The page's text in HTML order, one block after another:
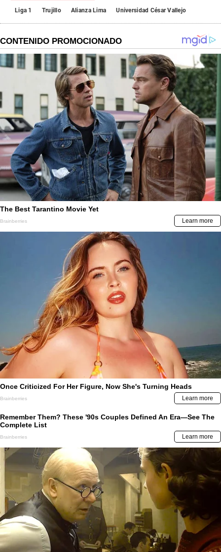
Liga 1 Trujillo Alianza Lima Universidad César Vallejo